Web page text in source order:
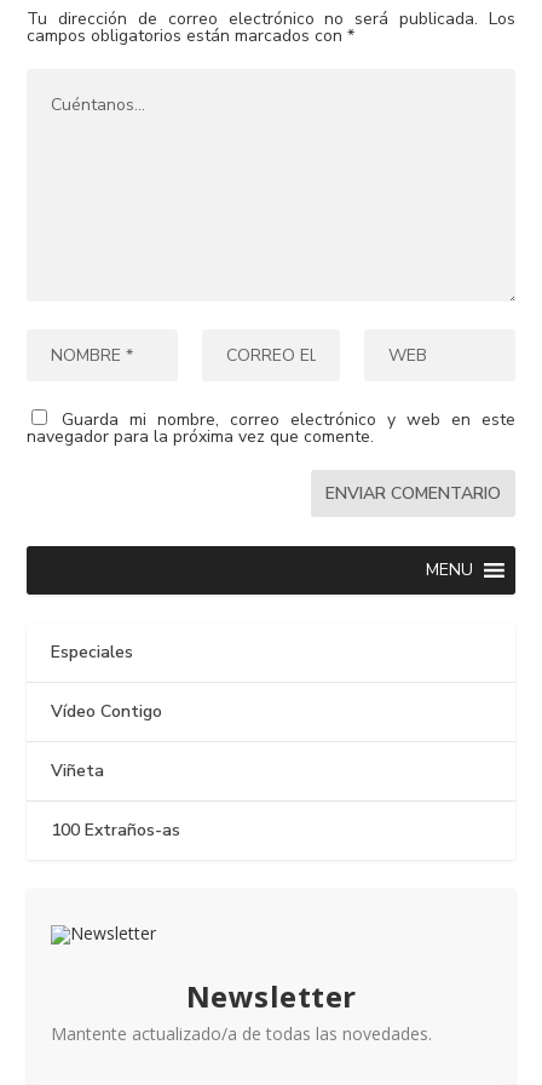
Tu dirección de correo electrónico no será publicada. Los
campos obligatorios están marcados con*
Guarda mi nombre, correo electrónico y web en este
navegador para la próxima vez que comente.
MENU
Especiales
Vídeo Contigo
Viñeta
100 Extraños-as
Newsletter
Mantente actualizado/a de todas las novedades.